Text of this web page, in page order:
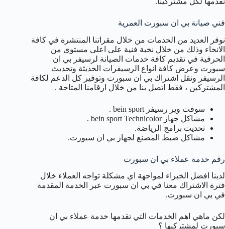
فني صيانة بي ان سبورت العمرية
نوفر العديد من الخدمات من خلال مقراتنا المنتشرة في كافة
الانحاء وذلك من خلال نخبة فنية على اعلى مستوى من
الحرفية في تقديم كافة خدمات الصيانة لرسيفر بي ان
سبورت وعرض كافة انواع الرسيفرات الحديثة وتحديث
الرسيفر ونقل اشتراك بي ان سبورت وتوفير كل الدعم لكافة
المشتركين ، فقط اتصل بنا من خلال ارقامنا المتاحة .
سوفت وير رسيفر bein sport .
مشاكل جهاز bein sport Technicolor .
تحديث برامج الرياضة.
مشاكل ضبط المصنع لجهاز بي ان سبورت.
رقم خدمة عملاء بي ان سبورت
لدينا افضل الخبراء لمواجهة اي مشكلة تواجه العملاء خلال
فترة الاشتراك معنا في بي ان سبورت عبر الخدمة المقدمة
في بي ان سبورت.
لكن ماهي اهم الخدمات التي تقدمها خدمة عملاء بي ان
سبورت لمشتركيها ؟